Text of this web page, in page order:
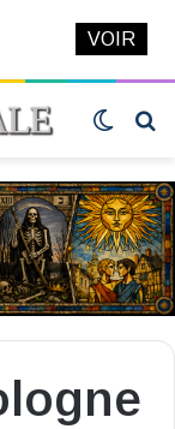
Switch
VOIR